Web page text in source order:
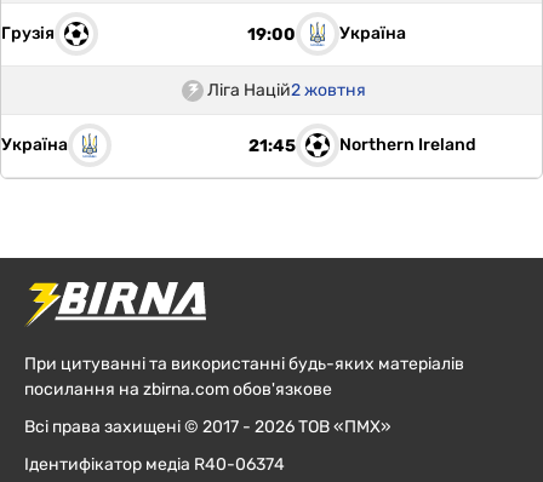
Грузія 19:00 Україна
Ліга Націй2 жовтня
Україна 21:45 Northern Ireland
При цитуванні та використанні будь-яких матеріалів
посилання на zbirna.com обов'язкове
Всі права захищені © 2017 - 2026 ТОВ «ПМХ»
Ідентифікатор медіа R40-06374